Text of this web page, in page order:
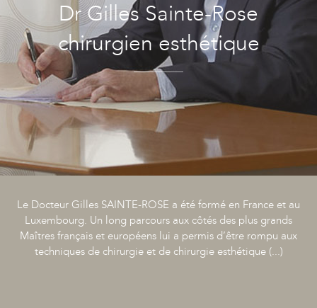
Dr Gilles Sainte-Rose
chirurgien esthétique
Le Docteur Gilles SAINTE-ROSE a été formé en France et au
Luxembourg. Un long parcours aux côtés des plus grands
Maîtres français et européens lui a permis d’être rompu aux
techniques de chirurgie et de chirurgie esthétique (...)